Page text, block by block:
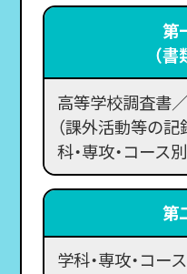
第
（
高等学校調査書
（課外活動等の
科・専攻・コース
第
学科・専攻・コー